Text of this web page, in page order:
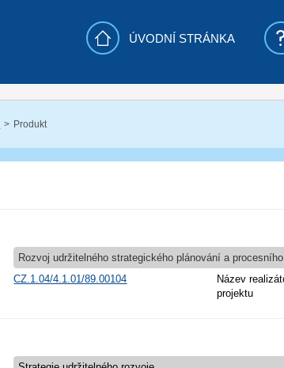
ÚVODNÍ STRÁNKA
Produkt
Rozvoj udržitelného strategického plánování a
CZ.1.04/4.1.01/89.00104
Název
projektu